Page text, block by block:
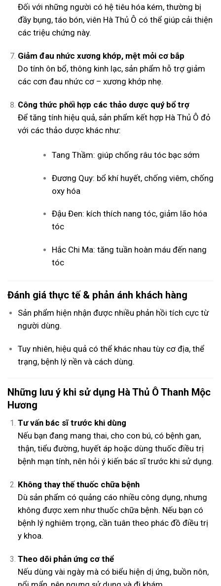
Đối với những người có hệ tiêu hóa kém, thường bị
đầy bụng, táo bón, viên Hà Thủ Ô có thể giúp cải thiện
các triệu chứng này.
Giảm đau nhức xương khớp, mệt mỏi cơ bắp
Do tính ôn bổ, thông kinh lạc, sản phẩm hỗ trợ giảm
các cơn đau nhức cơ – xương khớp nhẹ.
Công thức phối hợp các thảo dược quý bổ trợ
Để tăng tính hiệu quả, sản phẩm kết hợp Hà Thủ Ô đỏ
với các thảo dược khác như:
Tang Thầm: giúp chống râu tóc bạc sớm
Đương Quy: bổ khí huyết, chống viêm, chống
oxy hóa
Đậu Đen: kích thích nang tóc, giảm lão hóa
tóc
Hắc Chi Ma: tăng tuần hoàn máu đến nang
tóc
Đánh giá thực tế & phản ánh khách hàng
Sản phẩm hiện nhận được nhiều phản hồi tích cực từ
người dùng.
Tuy nhiên, hiệu quả có thể khác nhau tùy cơ địa, thể
trạng, bệnh lý nền và cách dùng.
Những lưu ý khi sử dụng Hà Thủ Ô Thanh Mộc
Hương
Tư vấn bác sĩ trước khi dùng
Nếu bạn đang mang thai, cho con bú, có bệnh gan,
thận, tiểu đường, huyết áp hoặc dùng thuốc điều trị
bệnh mạn tính, nên hỏi ý kiến bác sĩ trước khi sử dụng.
Không thay thế thuốc chữa bệnh
Dù sản phẩm có quảng cáo nhiều công dụng, nhưng
không được xem như thuốc chữa bệnh. Nếu bạn có
bệnh lý nghiêm trọng, cần tuân theo phác đồ điều trị
y khoa.
Theo dõi phản ứng cơ thể
Nếu dùng vài ngày mà có biểu hiện dị ứng, buồn nôn,